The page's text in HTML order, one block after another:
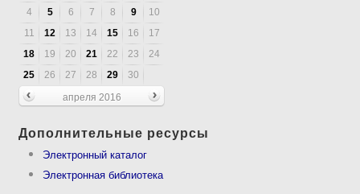
4
5 6 7 8 9
10
11
12 13 14 15 16
17
18
19 20 21 22 23
24
25
26 27 28 29
30
апреля 2016
Дополнительные ресурсы
Электронный каталог
Электронная библиотека